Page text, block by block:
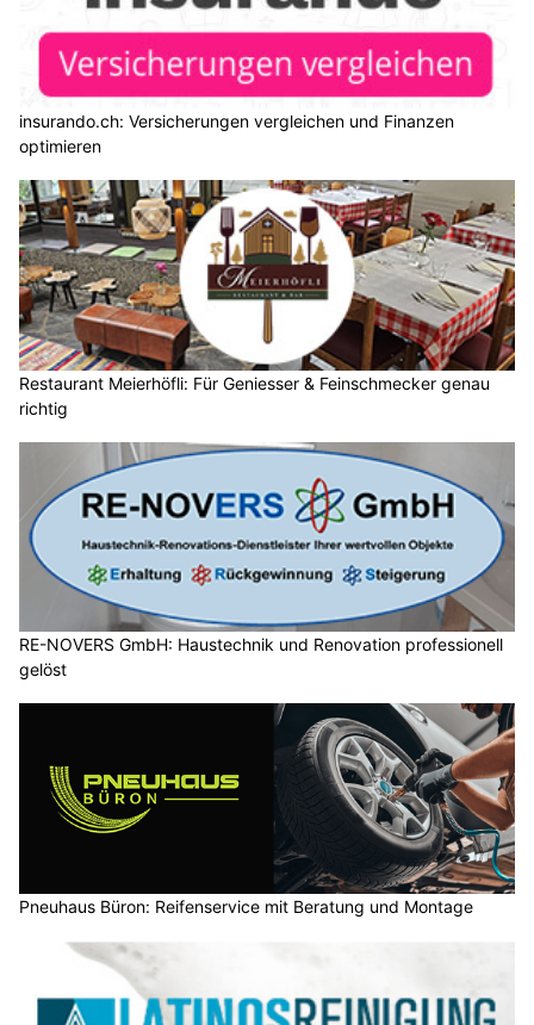
insurando.ch: Versicherungen vergleichen und Finanzen
optimieren
Restaurant Meierhöfli: Für Geniesser & Feinschmecker genau
richtig
RE-NOVERS GmbH: Haustechnik und Renovation professionell
gelöst
Pneuhaus Büron: Reifenservice mit Beratung und Montage